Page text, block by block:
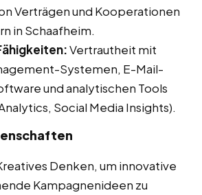
Verträgen und Kooperationen
in Schaafheim.
Vertrautheit mit
Systemen, E-Mail-
und analytischen Tools
Social Media Insights).
Denken, um innovative
Kampagnenideen zu